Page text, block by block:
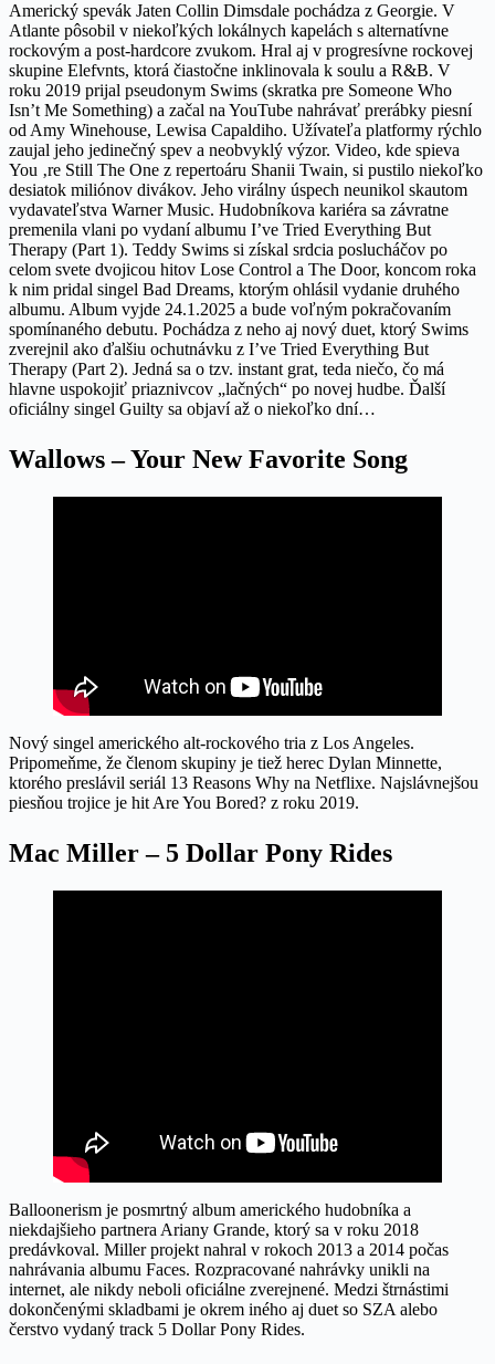
Americký spevák Jaten Collin Dimsdale pochádza z Georgie. V
Atlante pôsobil v niekoľkých lokálnych kapelách s alternatívne
rockovým a post-hardcore zvukom. Hral aj v progresívne rockovej
skupine Elefvnts, ktorá čiastočne inklinovala k soulu a R&B. V
roku 2019 prijal pseudonym Swims (skratka pre Someone Who
Isn’t Me Something) a začal na YouTube nahrávať prerábky piesní
od Amy Winehouse, Lewisa Capaldiho. Užívateľa platformy rýchlo
zaujal jeho jedinečný spev a neobvyklý výzor. Video, kde spieva
You ‚re Still The One z repertoáru Shanii Twain, si pustilo niekoľko
desiatok miliónov divákov. Jeho virálny úspech neunikol skautom
vydavateľstva Warner Music. Hudobníkova kariéra sa závratne
premenila vlani po vydaní albumu I’ve Tried Everything But
Therapy (Part 1). Teddy Swims si získal srdcia poslucháčov po
celom svete dvojicou hitov Lose Control a The Door, koncom roka
k nim pridal singel Bad Dreams, ktorým ohlásil vydanie druhého
albumu. Album vyjde 24.1.2025 a bude voľným pokračovaním
spomínaného debutu. Pochádza z neho aj nový duet, ktorý Swims
zverejnil ako ďalšiu ochutnávku z I’ve Tried Everything But
Therapy (Part 2). Jedná sa o tzv. instant grat, teda niečo, čo má
hlavne uspokojiť priaznivcov „lačných“ po novej hudbe. Ďalší
oficiálny singel Guilty sa objaví až o niekoľko dní…
Wallows – Your New Favorite Song
Nový singel amerického alt-rockového tria z Los Angeles.
Pripomeňme, že členom skupiny je tiež herec Dylan Minnette,
ktorého preslávil seriál 13 Reasons Why na Netflixe. Najslávnejšou
piesňou trojice je hit Are You Bored? z roku 2019.
Mac Miller – 5 Dollar Pony Rides
Balloonerism je posmrtný album amerického hudobníka a
niekdajšieho partnera Ariany Grande, ktorý sa v roku 2018
predávkoval. Miller projekt nahral v rokoch 2013 a 2014 počas
nahrávania albumu Faces. Rozpracované nahrávky unikli na
internet, ale nikdy neboli oficiálne zverejnené. Medzi štrnástimi
dokončenými skladbami je okrem iného aj duet so SZA alebo
čerstvo vydaný track 5 Dollar Pony Rides.